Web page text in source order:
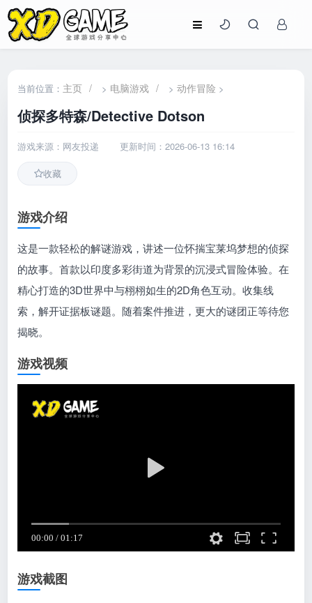
当前位置： 主页 / > 电脑游戏 / >动作冒险 >
侦探多特森/Detective Dotson
游戏来源：网友投递 更新时间：2026-06-13 16:14
收藏
游戏介绍
这是一款轻松的解谜游戏，讲述一位怀揣宝莱坞梦想的侦探
的故事。首款以印度多彩街道为背景的沉浸式冒险体验。在
精心打造的3D世界中与栩栩如生的2D角色互动。收集线
索，解开证据板谜题。随着案件推进，更大的谜团正等待您
揭晓。
游戏视频
游戏截图